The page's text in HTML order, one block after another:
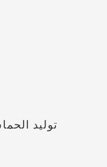
توليد